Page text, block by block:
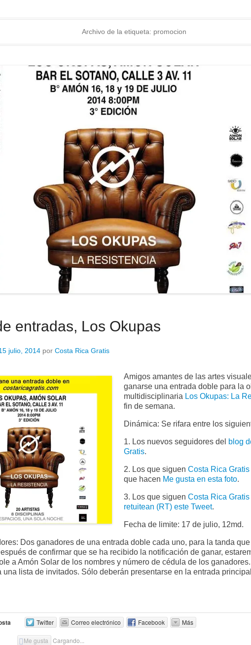
Archivo de la etiqueta: promocion
entradas, Los Okupas
julio, 2014 por Costa Rica Gratis
Amigos amantes de las artes
ganarse una entrada doble para la
multidisciplinaria Los Okupas: La
fin de semana.
Dinámica: Se rifara entre los
1. Los nuevos seguidores del blog
Gratis.
2. Los que siguen Costa Rica
que hacen Me gusta en esta foto.
3. Los que siguen Costa Rica
retuitean (RT) este Tweet.
Fecha de limite: 17 de julio, 12md.
Dos ganadores de una entrada doble cada uno, para la tanda que
de confirmar que se ha recibido la notificación de ganar,
a Amón Solar de los nombres y número de cédula de los
una lista de invitados. Sólo deberán presentarse en la entrada
Twitter Correo electrónico Facebook Más
Me gusta Cargando...